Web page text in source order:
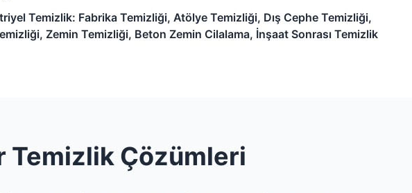
Temizlik: Fabrika Temizliği, Atölye Temizliği, Dış Cephe Temizliği,
Zemin Temizliği, Beton Zemin Cilalama, İnşaat Sonrası Temizlik
Temizlik Çözümleri